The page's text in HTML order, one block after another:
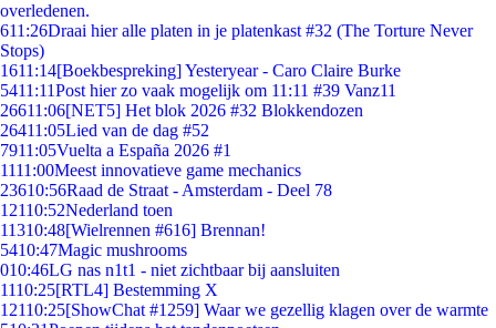
overledenen.
611:26Draai hier alle platen in je platenkast #32 (The Torture Never
Stops)
1611:14[Boekbespreking] Yesteryear - Caro Claire Burke
5411:11Post hier zo vaak mogelijk om 11:11 #39 Vanz11
26611:06[NET5] Het blok 2026 #32 Blokkendozen
26411:05Lied van de dag #52
7911:05Vuelta a España 2026 #1
1111:00Meest innovatieve game mechanics
23610:56Raad de Straat - Amsterdam - Deel 78
12110:52Nederland toen
11310:48[Wielrennen #616] Brennan!
5410:47Magic mushrooms
010:46LG nas n1t1 - niet zichtbaar bij aansluiten
1110:25[RTL4] Bestemming X
12110:25[ShowChat #1259] Waar we gezellig klagen over de warmte